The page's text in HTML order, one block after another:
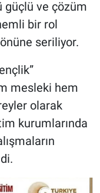
güçlü ve çözüm
bir rol
seriliyor.
mesleki hem
olarak
kurumlarında